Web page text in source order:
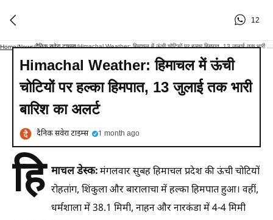
12
Home/News/दैनिक सवेरा टाइम्स/
Himachal Weather: हिमाचल में ऊंची
चोटियों पर हल्का हिमपात, 13 जुलाई तक भारी
बारिश का अलर्ट
दैनिक सवेरा टाइम्स 1 month ago
हि माचल डेस्कःमंगलवार सुबह हिमाचल प्रदेश की ऊंची चोटियों
रोहतांग, शिंकुला और बारालाचा में हल्का हिमपात हुआ। वहीं,
धर्मशाला में 38.1 मिमी, नाहन और नारकंडा में 4-4 मिमी